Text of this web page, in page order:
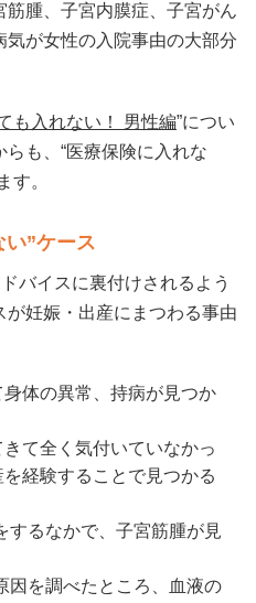
筋腫、子宮内膜症、子宮がん
が女性の入院事由の大部分
も入れない！ 男性編”につい
も、“医療保険に入れな
す。
”ケース
バイスに裏付けされるよう
妊娠・出産にまつわる事由
体の異常、持病が見つか
て全く気付いていなかっ
経験することで見つかる
するなかで、子宮筋腫が見
因を調べたところ、血液の